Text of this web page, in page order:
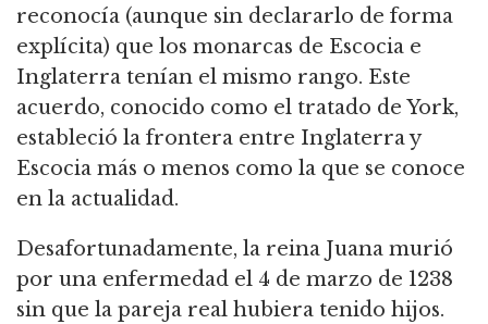
reconocía (aunque sin declararlo de forma
explícita) que los monarcas de Escocia e
Inglaterra tenían el mismo rango. Este
acuerdo, conocido como el tratado de York,
estableció la frontera entre Inglaterra y
Escocia más o menos como la que se conoce
en la actualidad.
Desafortunadamente, la reina Juana murió
por una enfermedad el 4 de marzo de 1238
sin que la pareja real hubiera tenido hijos.